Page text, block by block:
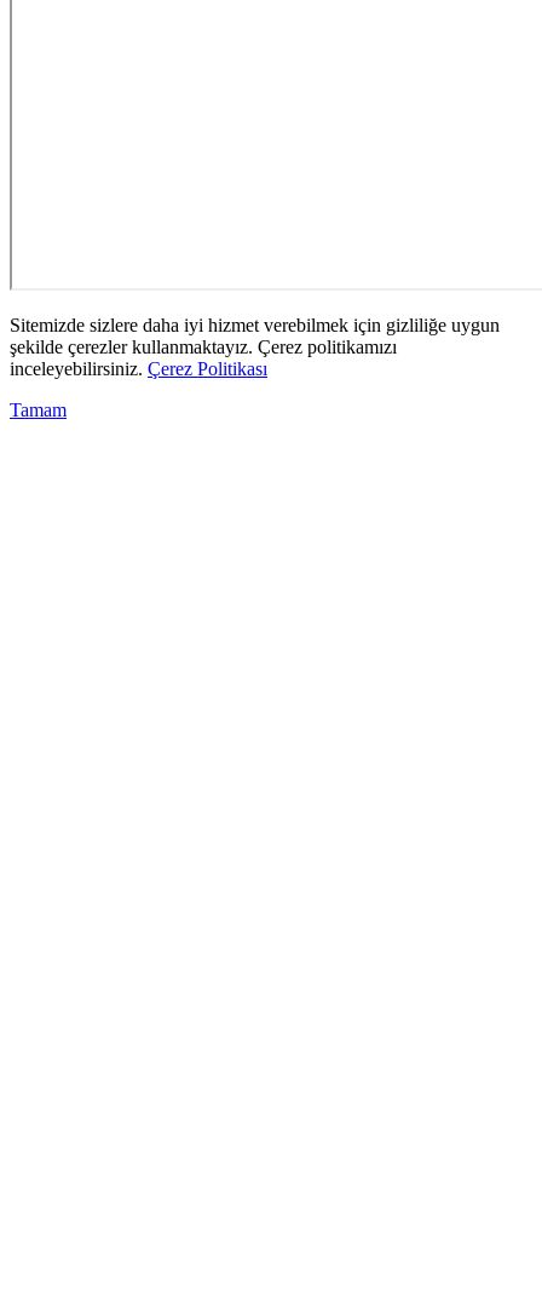
Sitemizde sizlere daha iyi hizmet verebilmek için gizliliğe uygun
şekilde çerezler kullanmaktayız. Çerez politikamızı
inceleyebilirsiniz. Çerez Politikası
Tamam